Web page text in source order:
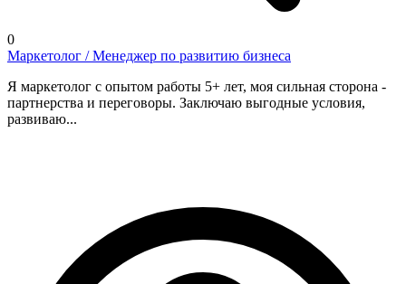
0
Маркетолог / Менеджер по развитию бизнеса
Я маркетолог с опытом работы 5+ лет, моя сильная сторона -
партнерства и переговоры. Заключаю выгодные условия,
развиваю...